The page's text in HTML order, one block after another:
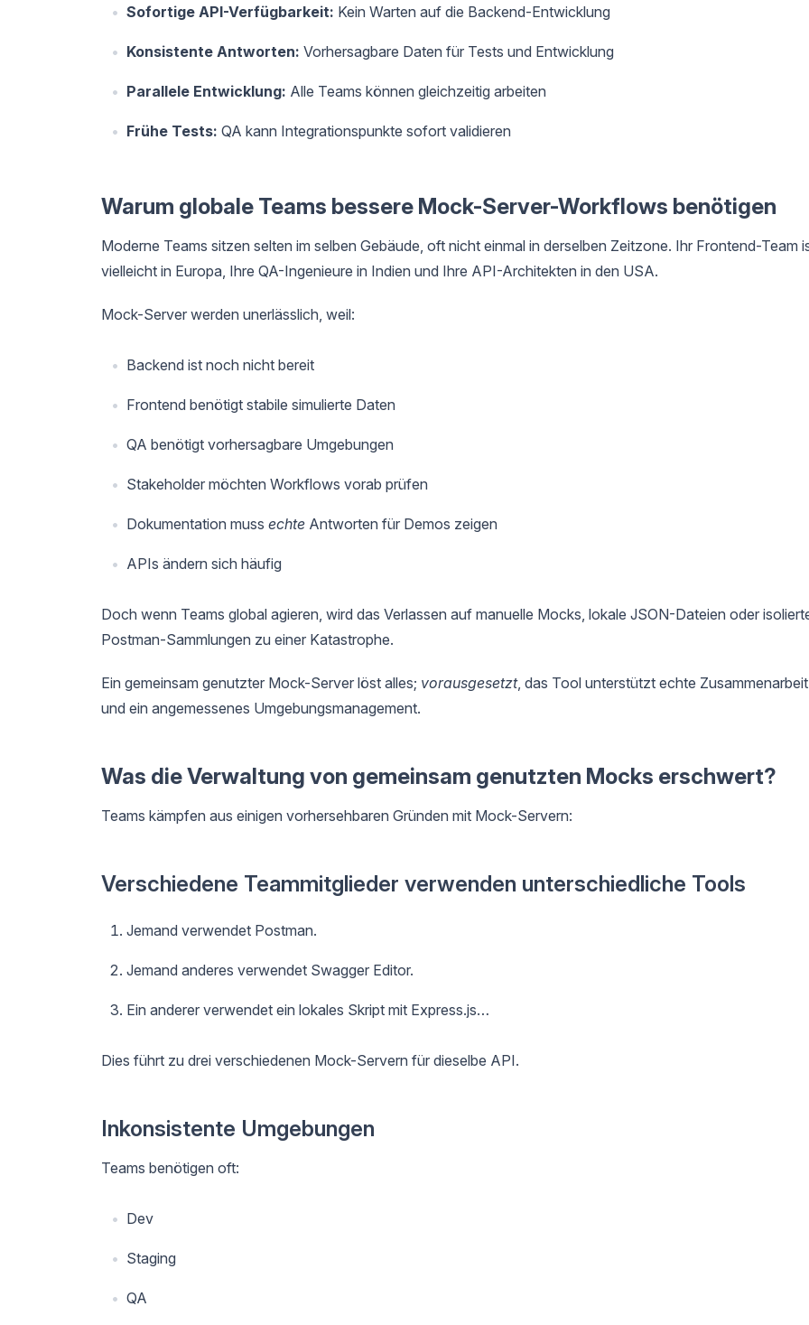
Sofortige API-Verfügbarkeit: Kein Warten auf die Backend-Entwicklung
Konsistente Antworten: Vorhersagbare Daten für Tests und Entwicklung
Parallele Entwicklung: Alle Teams können gleichzeitig arbeiten
Frühe Tests: QA kann Integrationspunkte sofort validieren
Warum globale Teams bessere Mock-Server-Workflows benötigen
Moderne Teams sitzen selten im selben Gebäude, oft nicht einmal in derselben Zeitzone. Ihr Frontend-Team
vielleicht in Europa, Ihre QA-Ingenieure in Indien und Ihre API-Architekten in den USA.
Mock-Server werden unerlässlich, weil:
Backend ist noch nicht bereit
Frontend benötigt stabile simulierte Daten
QA benötigt vorhersagbare Umgebungen
Stakeholder möchten Workflows vorab prüfen
Dokumentation muss echte Antworten für Demos zeigen
APIs ändern sich häufig
Doch wenn Teams global agieren, wird das Verlassen auf manuelle Mocks, lokale JSON-Dateien oder
Postman-Sammlungen zu einer Katastrophe.
Ein gemeinsam genutzter Mock-Server löst alles; vorausgesetzt, das Tool unterstützt echte Zusammenarbeit
und ein angemessenes Umgebungsmanagement.
Was die Verwaltung von gemeinsam genutzten Mocks erschwert?
Teams kämpfen aus einigen vorhersehbaren Gründen mit Mock-Servern:
Verschiedene Teammitglieder verwenden unterschiedliche Tools
Jemand verwendet Postman.
Jemand anderes verwendet Swagger Editor.
Ein anderer verwendet ein lokales Skript mit Express.js…
Dies führt zu drei verschiedenen Mock-Servern für dieselbe API.
Inkonsistente Umgebungen
Teams benötigen oft:
Dev
Staging
QA